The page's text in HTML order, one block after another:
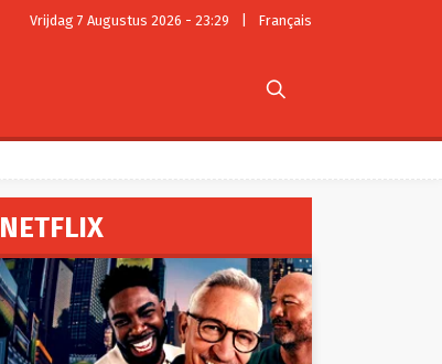
Vrijdag 7 Augustus 2026 - 23:29 Français

NETFLIX